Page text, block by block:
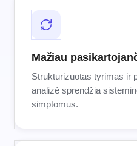
Mažiau
Struktūrizuotas tyrimas ir
analizė sprendžia
simptomus.